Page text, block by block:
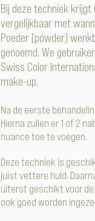
Bij deze techniek
vergelijkbaar met
Poeder (powder)
genoemd. We
Swiss Color
make-up.
Na de eerste
Hierna zullen er 1 of 2
nuance toe te voegen.
Deze techniek is
juist vettere huid.
uiterst geschikt voor de
ook goed worden